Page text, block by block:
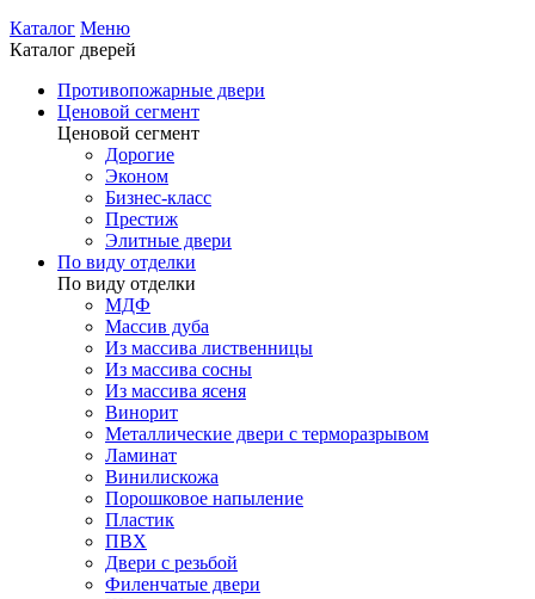
Каталог Меню
Каталог дверей
Противопожарные двери
Ценовой сегмент
Ценовой сегмент
Дорогие
Эконом
Бизнес-класс
Престиж
Элитные двери
По виду отделки
По виду отделки
МДФ
Массив дуба
Из массива лиственницы
Из массива сосны
Из массива ясеня
Винорит
Металлические двери с терморазрывом
Ламинат
Винилискожа
Порошковое напыление
Пластик
ПВХ
Двери с резьбой
Филенчатые двери